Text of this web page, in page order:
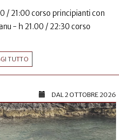
/ 21:00 corso principianti con
- h 21.00 / 22:30 corso
TUTTO
DAL2 OTTOBRE 2026